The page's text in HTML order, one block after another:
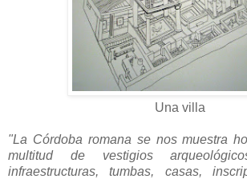
Una villa
"La Córdoba romana se nos muestra
multitud de vestigios
infraestructuras, tumbas, casas,